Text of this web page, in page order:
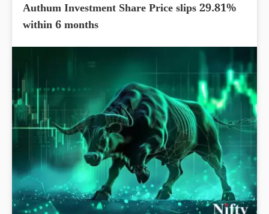
Authum Investment Share Price slips 29.81%
within 6 months